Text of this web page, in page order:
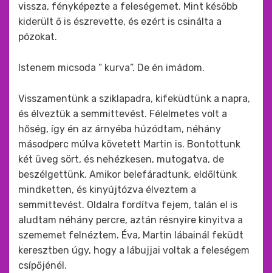
vissza, fényképezte a feleségemet. Mint később
kiderült ő is észrevette, és ezért is csinálta a
pózokat.
Istenem micsoda ” kurva”. De én imádom.
Visszamentünk a sziklapadra, kifeküdtünk a napra,
és élveztük a semmittevést. Félelmetes volt a
hőség, így én az árnyéba húzódtam, néhány
másodperc múlva követett Martin is. Bontottunk
két üveg sört, és nehézkesen, mutogatva, de
beszélgettünk. Amikor belefáradtunk, eldőltünk
mindketten, és kinyújtózva élveztem a
semmittevést. Oldalra fordítva fejem, talán el is
aludtam néhány percre, aztán résnyire kinyitva a
szememet felnéztem. Éva, Martin lábainál feküdt
keresztben úgy, hogy a lábujjai voltak a feleségem
csípőjénél.